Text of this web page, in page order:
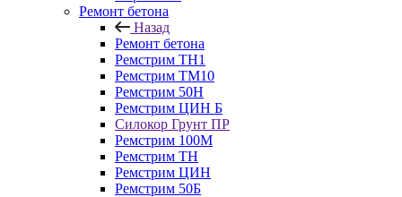
Ремонт бетона
Назад
Ремонт бетона
Ремстрим ТН1
Ремстрим ТМ10
Ремстрим 50Н
Ремстрим ЦИН Б
Силокор Грунт ПР
Ремстрим 100М
Ремстрим ТН
Ремстрим ЦИН
Ремстрим 50Б